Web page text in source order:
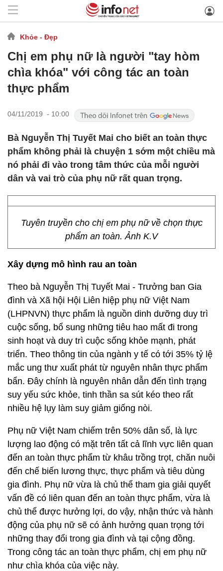
Khỏe - Đẹp
Chị em phụ nữ là người "tay hòm
chìa khóa" với công tác an toàn
thực phẩm
04/11/2019 - 10:00
Bà Nguyễn Thị Tuyết Mai cho biết an toàn thực
phẩm không phải là chuyện 1 sớm một chiều mà
nó phải đi vào trong tâm thức của mỗi người
dân và vai trò của phụ nữ rất quan trọng.
Tuyên truyền cho chị em phụ nữ về chọn thực
phẩm an toàn. Ảnh K.V
Xây dựng mô hình rau an toàn
Theo bà Nguyễn Thị Tuyết Mai - Trưởng ban Gia
đình và Xã hội Hội Liên hiệp phụ nữ Việt Nam
(LHPNVN) thực phẩm là nguồn dinh dưỡng duy trì
cuộc sống, bổ sung những tiêu hao mất đi trong
sinh hoạt và duy trì cuộc sống khỏe mạnh, phát
triển. Theo thông tin của ngành y tế có tới 35% tỷ lệ
mắc ung thư xuất phát từ nguyên nhân thực phẩm
bẩn. Đây chính là nguyên nhân dẫn đến tình trạng
suy yếu sức khỏe, tinh thần sa sút kéo theo rất
nhiều hệ lụy làm suy giảm giống nòi.
Phụ nữ Việt Nam chiếm trên 50% dân số, là lực
lượng lao động có mặt trên tất cả lĩnh vực liên quan
đến an toàn thực phẩm từ khâu trồng trọt, chăn nuôi
đến chế biến lương thực, thực phẩm và tiêu dùng
gia đình. Phụ nữ vừa là chủ thể tham gia giải quyết
vấn đề có liên quan đến an toàn thực phẩm, vừa là
chủ thể được hưởng lợi, do vậy, nhận thức và hành
động của phụ nữ sẽ có ảnh hưởng quan trọng tới
những thay đổi trong gia đình và tại cộng đồng.
Trong công tác an toàn thực phẩm, chị em phụ nữ
như chìa khóa của việc này.